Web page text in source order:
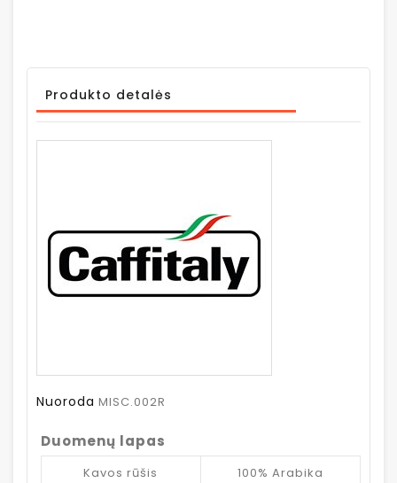
Produkto detalės
Nuoroda MISC.002R
Duomenų lapas
Kavos rūšis 100% Arabika